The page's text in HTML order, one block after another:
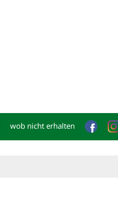
wob nicht erhalten